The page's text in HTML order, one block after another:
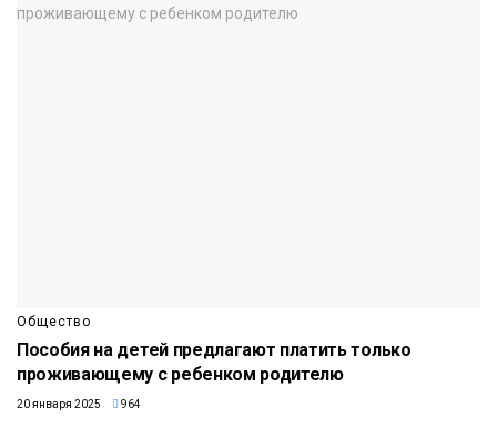
Общество
Пособия на детей предлагают платить только
проживающему с ребенком родителю
20 января 2025 964